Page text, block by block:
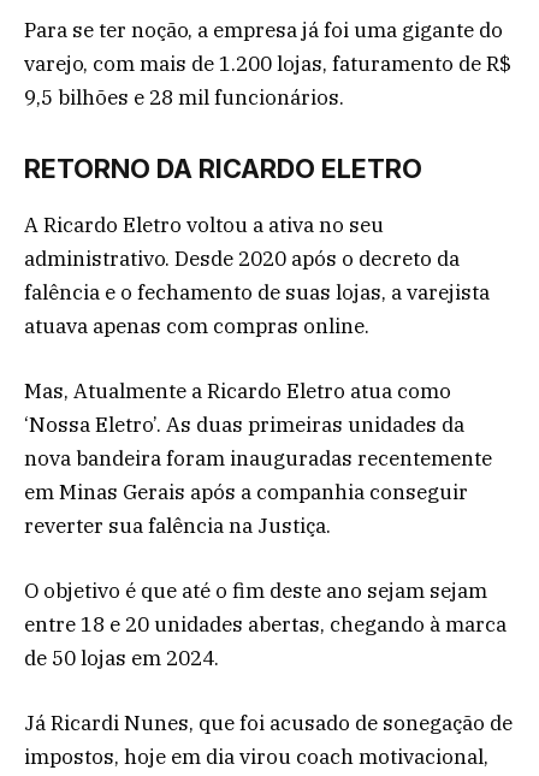
Para se ter noção, a empresa já foi uma gigante do
varejo, com mais de 1.200 lojas, faturamento de R$
9,5 bilhões e 28 mil funcionários.
RETORNO DA RICARDO ELETRO
A Ricardo Eletro voltou a ativa no seu
administrativo. Desde 2020 após o decreto da
falência e o fechamento de suas lojas, a varejista
atuava apenas com compras online.
Mas, Atualmente a Ricardo Eletro atua como
‘Nossa Eletro’. As duas primeiras unidades da
nova bandeira foram inauguradas recentemente
em Minas Gerais após a companhia conseguir
reverter sua falência na Justiça.
O objetivo é que até o fim deste ano sejam sejam
entre 18 e 20 unidades abertas, chegando à marca
de 50 lojas em 2024.
Já Ricardi Nunes, que foi acusado de sonegação de
impostos, hoje em dia virou coach motivacional,